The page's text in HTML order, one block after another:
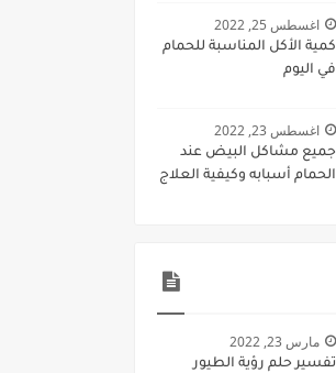
اغسطس 25, 2022
كمية الأكل المناسبة للحمام
في اليوم
اغسطس 23, 2022
جميع مشاكل البيض عند
الحمام أسبابه وكيفية العلاج
مارس 23, 2022
تفسير حلم رؤية الطيور